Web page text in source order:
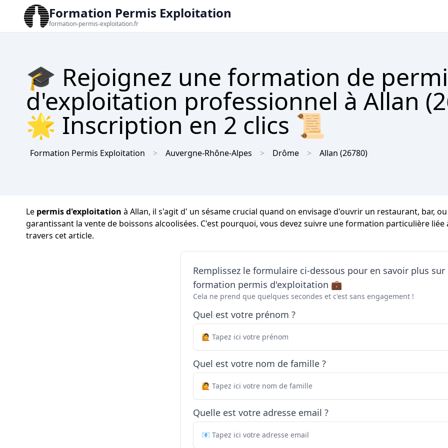
Formation Permis Exploitation
formation-permis-exploitation.fr
🎓 Rejoignez une formation de
d'exploitation professionnel à Allan
🌟 Inscription en 2 clics 📜
Formation Permis Exploitation Auvergne-Rhône-Alpes Drôme Allan (26780)
Le permis d'exploitation à Allan, il s'agit d' un sésame crucial quand on envisage d'ouvrir un restaurant, bar,
garantissant la vente de boissons alcoolisées. C'est pourquoi, vous devez suivre une formation particulière
travers cet article.
Remplissez le formulaire ci-dessous pour en savoir plus sur
formation permis d'exploitation 💼
Cela ne prend que quelques secondes et c'est sans engagement !
Quel est votre prénom ?
Quel est votre nom de famille ?
Quelle est votre adresse email ?